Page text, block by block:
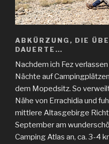
ABKÜRZUNG, DIE
DAUERTE…
Nachdem ich Fez
Nächte auf
dem Mopedsitz. So
Nähe von Errachidia und
mittlere Altasgebirge
September am
Camping Atlas an, ca. 3-4